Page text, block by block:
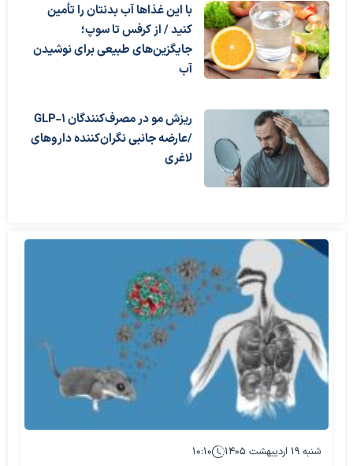
با این غذاها آب بدنتان را تأمین
کنید / از کرفس تا سوپ؛
جایگزین‌های طبیعی برای نوشیدن
آب
ریزش مو در مصرف‌کنندگان GLP-1
/عارضه جانبی نگران‌کننده داروهای
لاغری
شنبه ۱۹ اردیبهشت ۱۴۰۵ ۱۰:۱۰